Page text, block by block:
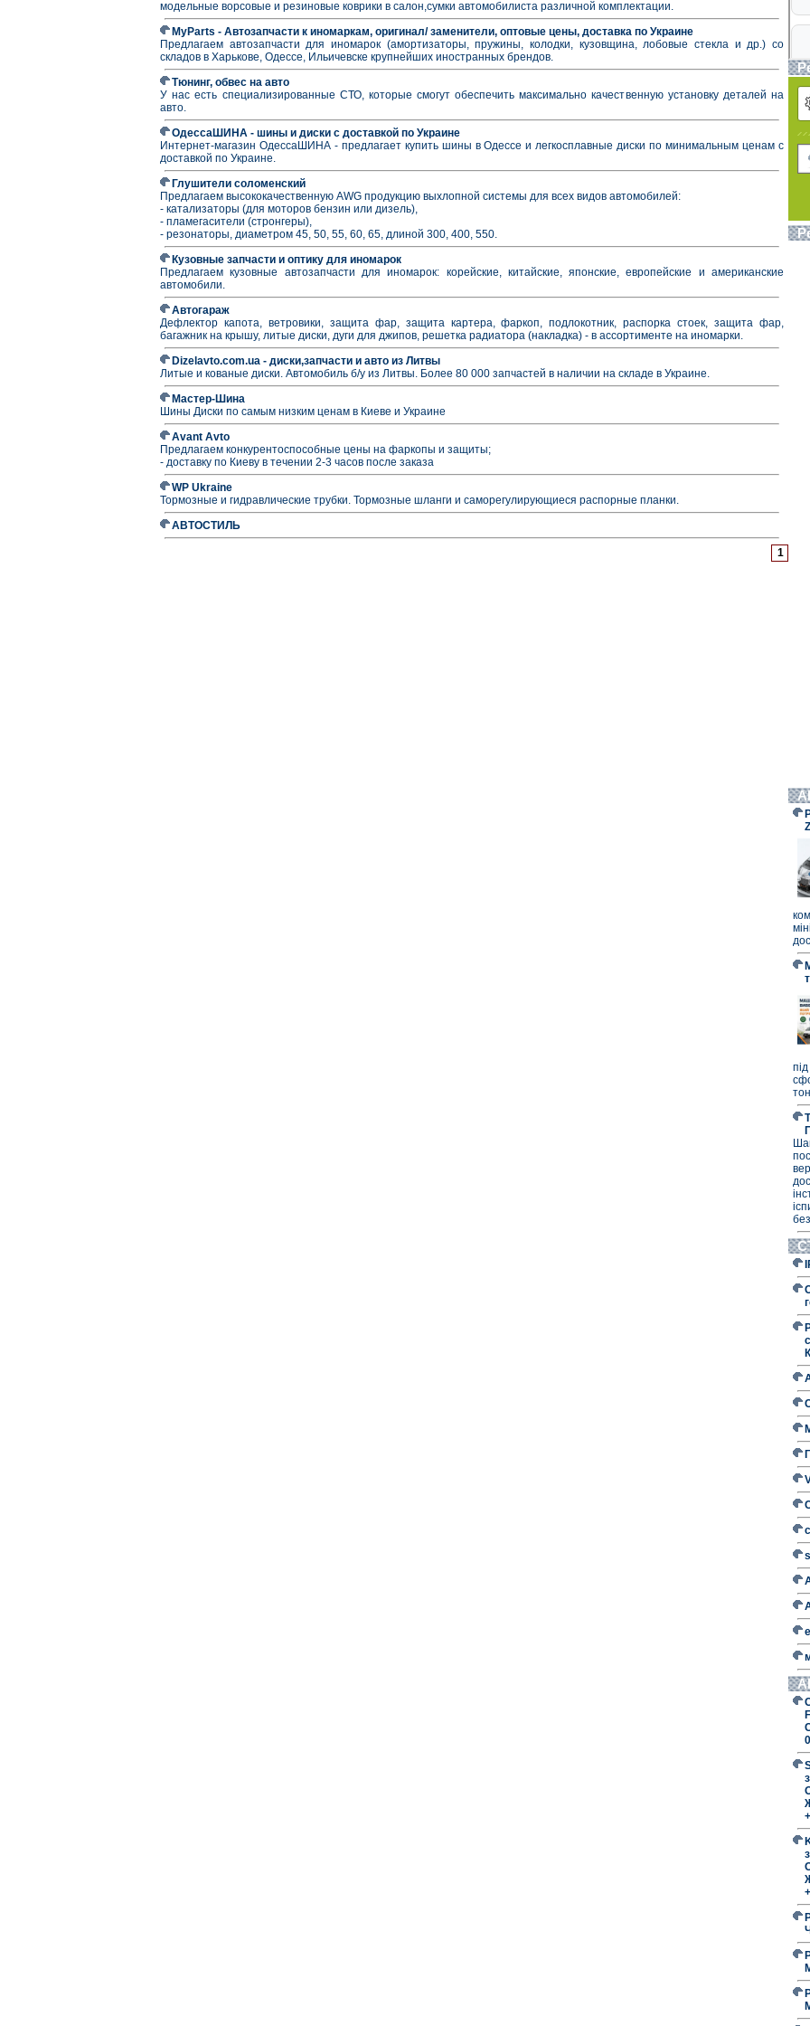
модельные ворсовые и резиновые коврики в салон,сумки автомобилиста различной комплектации.
MyParts - Автозапчасти к иномаркам, оригинал/ заменители, оптовые цены, доставка по Украине
Предлагаем автозапчасти для иномарок (амортизаторы, пружины, колодки, кузовщина, лобовые стекла и др.) со
складов в Харькове, Одессе, Ильичевске крупнейших иностранных брендов.
Тюнинг, обвес на авто
У нас есть специализированные СТО, которые смогут обеспечить максимально качественную установку деталей на
авто.
ОдессаШИНА - шины и диски с доставкой по Украине
Интернет-магазин ОдессаШИНА - предлагает купить шины в Одессе и легкосплавные диски по минимальным ценам с
доставкой по Украине.
Глушители соломенский
Предлагаем высококачественную AWG продукцию выхлопной системы для всех видов автомобилей:
- катализаторы (для моторов бензин или дизель),
- пламeгасители (стронгеры),
- резонаторы, диаметром 45, 50, 55, 60, 65, длиной 300, 400, 550.
Кузовные запчасти и оптику для иномарок
Предлагаем кузовные автозапчасти для иномарок: корейские, китайские, японские, европейские и американские
автомобили.
Автогараж
Дефлектор капота, ветровики, защита фар, защита картера, фаркоп, подлокотник, распорка стоек, защита фар,
багажник на крышу, литые диски, дуги для джипов, решетка радиатора (накладка) - в ассортименте на иномарки.
Dizelavto.com.ua - диски,запчасти и авто из Литвы
Литые и кованые диски. Автомобиль б/у из Литвы. Более 80 000 запчастей в наличии на складе в Украине.
Мастер-Шина
Шины Диски по самым низким ценам в Киеве и Украине
Avant Avto
Предлагаем конкурентоспособные цены на фаркопы и защиты;
- доставку по Киеву в течении 2-3 часов после заказа
WP Ukraine
Тормозные и гидравлические трубки. Тормозные шланги и саморегулирующиеся распорные планки.
АВТОСТИЛЬ
1